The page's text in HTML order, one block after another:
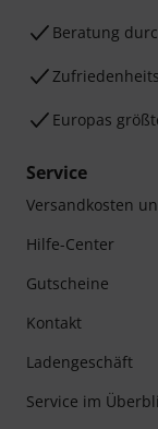
Beratung
Europas
Service
Versandkosten
Hilfe-Center
Gutscheine
Kontakt
Ladengeschäft
Service im